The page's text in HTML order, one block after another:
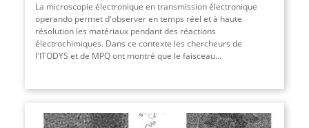
La microscopie électronique en transmission électronique
operando permet d'observer en temps réel et à haute
résolution les matériaux pendant des réactions
électrochimiques. Dans ce contexte les chercheurs de
l'ITODYS et de MPQ ont montré que le faisceau...